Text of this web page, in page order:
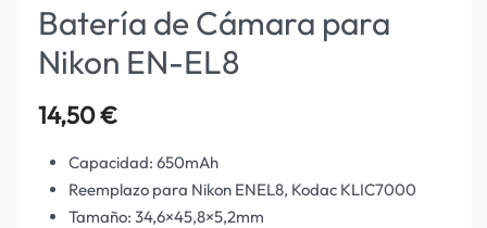
Batería de Cámara para
Nikon EN-EL8
14,50€
Capacidad: 650mAh
Reemplazo para Nikon ENEL8, Kodac KLIC7000
Tamaño: 34,6×45,8×5,2mm